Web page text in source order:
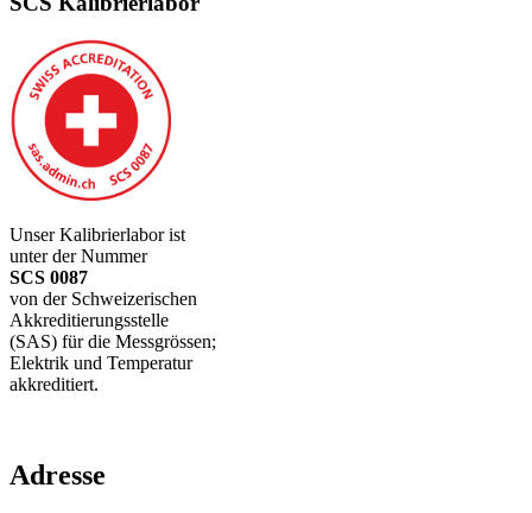
Unser Kalibrierlabor ist
unter der Nummer
SCS 0087
von der Schweizerischen
Akkreditierungsstelle
(SAS) für die Messgrössen;
Elektrik und Temperatur
akkreditiert.
Adresse